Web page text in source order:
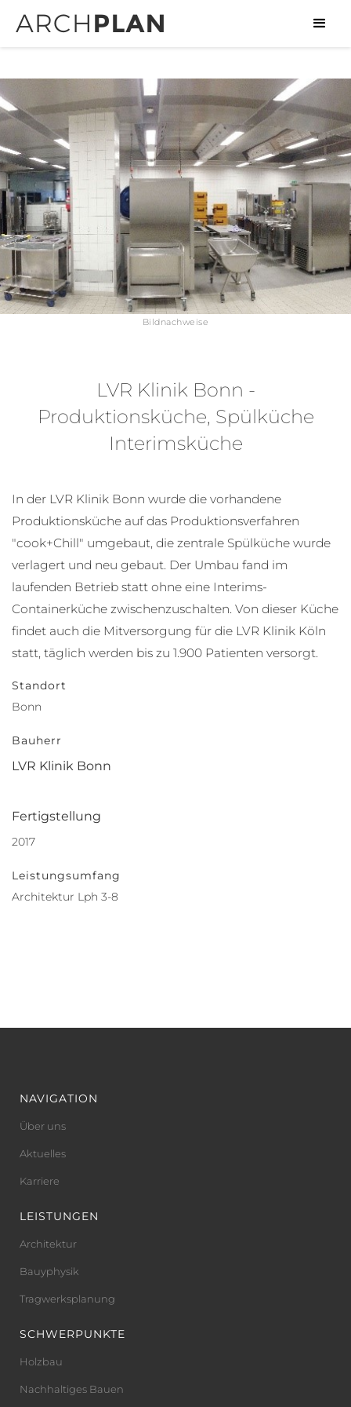
Bildnachweise
LVR Klinik Bonn -
Produktionsküche, Spülküche
Interimsküche
Standort
Bonn
Bauherr
LVR Klinik Bonn
Fertigstellung
2017
Leistungsumfang
Architektur Lph 3-8
In der LVR Klinik Bonn wurde die vorhandene
Produktionsküche auf das Produktionsverfahren
"cook+Chill" umgebaut, die zentrale Spülküche wurde
verlagert und neu gebaut. Der Umbau fand im
laufenden Betrieb statt ohne eine Interims-
Containerküche zwischenzuschalten. Von dieser Küche
findet auch die Mitversorgung für die LVR Klinik Köln
statt, täglich werden bis zu 1.900 Patienten versorgt.
NAVIGATION
Über uns
Aktuelles
Karriere
LEISTUNGEN
Architektur
Bauyphysik
Tragwerksplanung
SCHWERPUNKTE
Holzbau
Nachhaltiges Bauen